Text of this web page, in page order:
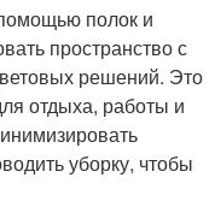
полок и
пространство с
решений. Это
отдыха, работы и
уборку, чтобы